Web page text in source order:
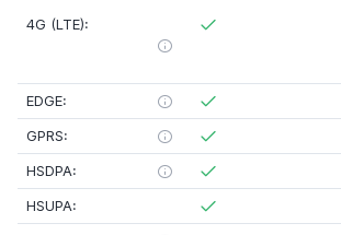
4G (LTE):
EDGE:
GPRS:
HSDPA:
HSUPA: